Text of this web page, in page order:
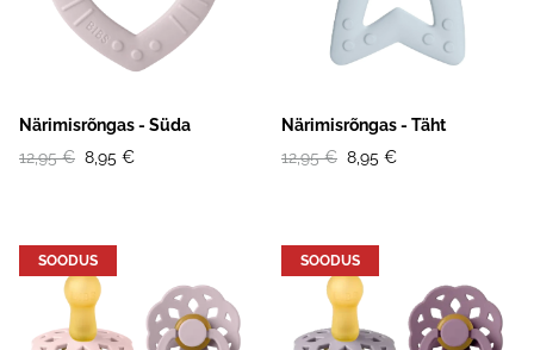
Närimisrõngas - Süda
12,95 € 8,95 €
Närimisrõngas - Täht
12,95 € 8,95 €
SOODUS SOODUS